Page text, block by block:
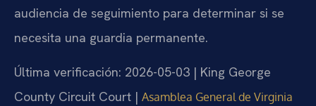
audiencia de seguimiento para determinar si se
necesita una guardia permanente.
Última verificación: 2026-05-03 | King George
County Circuit Court | Asamblea General de Virginia